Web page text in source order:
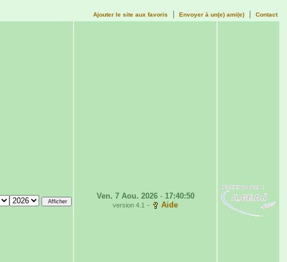
Ajouter le site aux favoris Envoyer à un(e) ami(e) Contact
Ven. 7 Aou. 2026- 17:40:50
version 4.1 - Aide